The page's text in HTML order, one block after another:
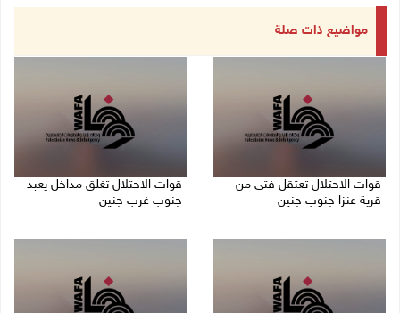
مواضيع ذات صلة
قوات الاحتلال تعتقل فتى من
قرية عنزا جنوب جنين
قوات الاحتلال تغلق مداخل يعبد
جنوب غرب جنين